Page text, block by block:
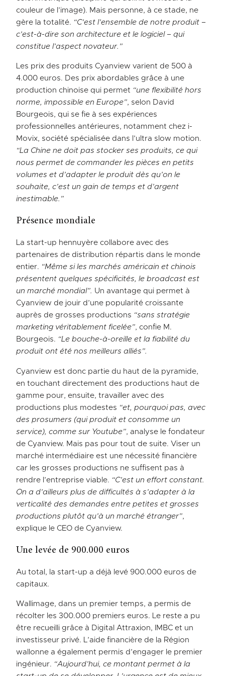
couleur de l’image). Mais personne, à ce stade, ne
gère la totalité. “C’est l’ensemble de notre produit –
c’est-à-dire son architecture et le logiciel – qui
constitue l’aspect novateur.”
Les prix des produits Cyanview varient de 500 à
4.000 euros. Des prix abordables grâce à une
production chinoise qui permet “une flexibilité hors
norme, impossible en Europe”, selon David
Bourgeois, qui se fie à ses expériences
professionnelles antérieures, notamment chez i-
Movix, société spécialisée dans l’ultra slow motion.
“La Chine ne doit pas stocker ses produits, ce qui
nous permet de commander les pièces en petits
volumes et d’adapter le produit dès qu’on le
souhaite, c’est un gain de temps et d’argent
inestimable.”
Présence mondiale
La start-up hennuyère collabore avec des
partenaires de distribution répartis dans le monde
entier. “Même si les marchés américain et chinois
présentent quelques spécificités, le broadcast est
un marché mondial”. Un avantage qui permet à
Cyanview de jouir d’une popularité croissante
auprès de grosses productions “sans stratégie
marketing véritablement ficelée”, confie M.
Bourgeois. “Le bouche-à-oreille et la fiabilité du
produit ont été nos meilleurs alliés”.
Cyanview est donc partie du haut de la pyramide,
en touchant directement des productions haut de
gamme pour, ensuite, travailler avec des
productions plus modestes “et, pourquoi pas, avec
des prosumers (qui produit et consomme un
service), comme sur Youtube”, analyse le fondateur
de Cyanview. Mais pas pour tout de suite. Viser un
marché intermédiaire est une nécessité financière
car les grosses productions ne suffisent pas à
rendre l’entreprise viable. “C’est un effort constant.
On a d’ailleurs plus de difficultés à s’adapter à la
verticalité des demandes entre petites et grosses
productions plutôt qu’à un marché étranger”,
explique le CEO de Cyanview.
Une levée de 900.000 euros
Au total, la start-up a déjà levé 900.000 euros de
capitaux.
Wallimage, dans un premier temps, a permis de
récolter les 300.000 premiers euros. Le reste a pu
être recueilli grâce à Digital Attraxion, IMBC et un
investisseur privé. L’aide financière de la Région
wallonne a également permis d’engager le premier
ingénieur. “Aujourd’hui, ce montant permet à la